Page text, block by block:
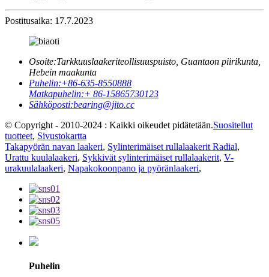
Postitusaika: 17.7.2023
Osoite:Tarkkuuslaakeriteollisuuspuisto, Guantaon piirikunta,
Hebein maakunta
Puhelin:+86-635-8550888
Matkapuhelin:+ 86-15865730123
Sähköposti:bearing@jito.cc
© Copyright - 2010-2024 : Kaikki oikeudet pidätetään.Suositellut
tuotteet, Sivustokartta
Takapyörän navan laakeri, Sylinterimäiset rullalaakerit Radial,
Urattu kuulalaakeri, Sykkivät sylinterimäiset rullalaakerit, V-
urakuulalaakeri, Napakokoonpano ja pyöränlaakeri,
Puhelin